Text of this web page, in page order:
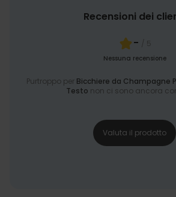
Recensioni dei
- / 5
Nessuna recensione
Purtroppo per Bicchiere da Champagne
Testo non ci sono ancora
Valuta il prodotto